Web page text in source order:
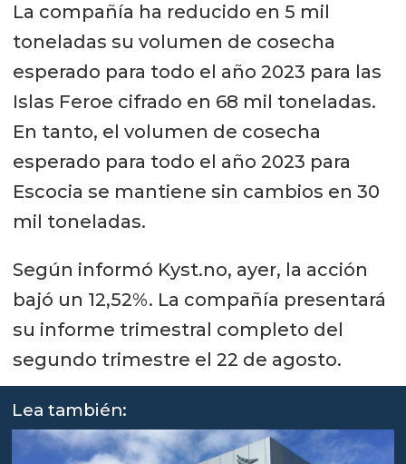
La compañía ha reducido en 5 mil
toneladas su volumen de cosecha
esperado para todo el año 2023 para las
Islas Feroe cifrado en 68 mil toneladas.
En tanto, el volumen de cosecha
esperado para todo el año 2023 para
Escocia se mantiene sin cambios en 30
mil toneladas.
Según informó Kyst.no, ayer, la acción
bajó un 12,52%. La compañía presentará
su informe trimestral completo del
segundo trimestre el 22 de agosto.
Lea también: